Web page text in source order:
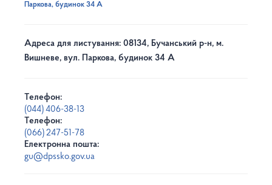
Паркова, будинок 34 А
Адреса для листування: 08134, Бучанський р-н, м.
Вишневе, вул. Паркова, будинок 34 А
Телефон:
(044) 406-38-13
Телефон:
(066) 247-51-78
Електронна пошта:
gu@dpssko.gov.ua